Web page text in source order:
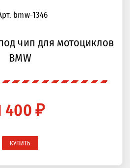
bmw-1346
чип для мотоциклов
BMW
400 ₽
КУПИТЬ